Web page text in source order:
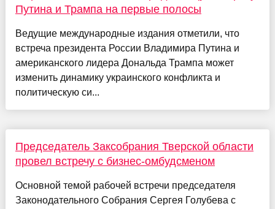
Путина и Трампа на первые полосы
Ведущие международные издания отметили, что
встреча президента России Владимира Путина и
американского лидера Дональда Трампа может
изменить динамику украинского конфликта и
политическую си...
Председатель Заксобрания Тверской области
провел встречу с бизнес-омбудсменом
Основной темой рабочей встречи председателя
Законодательного Собрания Сергея Голубева с